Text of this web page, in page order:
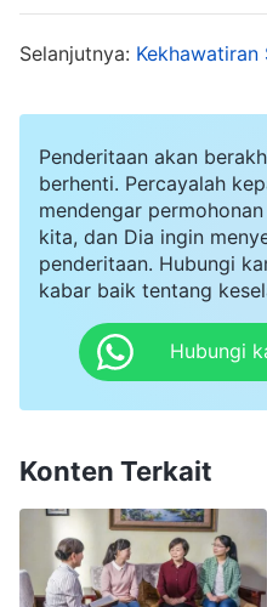
kesalahan, itu adalah
burung yang
ikut campur. Selain itu,
atas melakukan
mengeluarkan dan
perlu khawatir."
menghapus surat yang
menyalahkan diri dan
melihat bahwa
perwujudan kerusakan
syarat untuk
Selanjutnya: Kekhawatiran
Penderitaan akan
berhenti. Percayalah
mendengar
kita, dan Dia ingin
penderitaan. Hubungi
kabar baik tentang
Hubungi
Konten Terkait